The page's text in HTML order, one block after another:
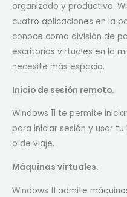
organizado y productivo.
cuatro aplicaciones en la
conoce como división de
escritorios virtuales en la
necesite más espacio.
Inicio de sesión remoto.
Windows 11 te permite
para iniciar sesión y usar
o de viaje.
Máquinas virtuales.
Windows 11 admite